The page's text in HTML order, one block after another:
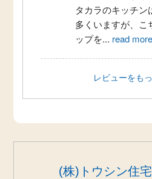
タカラのキッチン
多くいますが、こ
ップを... read more
レビューをも
(株)トウシン住